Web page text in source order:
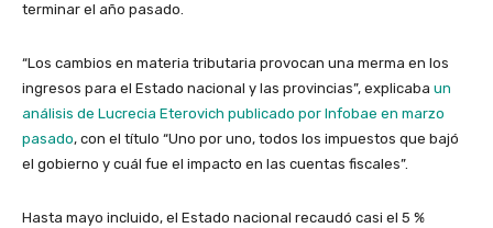
terminar el año pasado.
“Los cambios en materia tributaria provocan una merma en los
ingresos para el Estado nacional y las provincias”, explicaba un
análisis de Lucrecia Eterovich publicado por Infobae en marzo
pasado, con el título “Uno por uno, todos los impuestos que bajó
el gobierno y cuál fue el impacto en las cuentas fiscales”.
Hasta mayo incluido, el Estado nacional recaudó casi el 5 %